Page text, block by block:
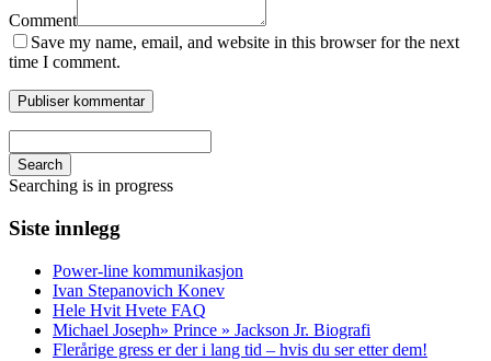
Comment
Save my name, email, and website in this browser for the next
time I comment.
Search
Searching is in progress
Siste innlegg
Power-line kommunikasjon
Ivan Stepanovich Konev
Hele Hvit Hvete FAQ
Michael Joseph» Prince » Jackson Jr. Biografi
Flerårige gress er der i lang tid – hvis du ser etter dem!